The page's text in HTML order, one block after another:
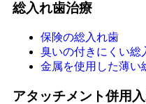
総入れ歯治療
保険の総入れ歯
臭いの付きにくい総
金属を使用した薄い
アタッチメント併用